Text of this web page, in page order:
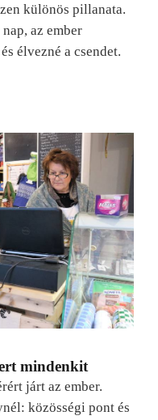
különös pillanata.
az ember
élvezné a csendet.
mindenkit
járt az ember.
közösségi pont és